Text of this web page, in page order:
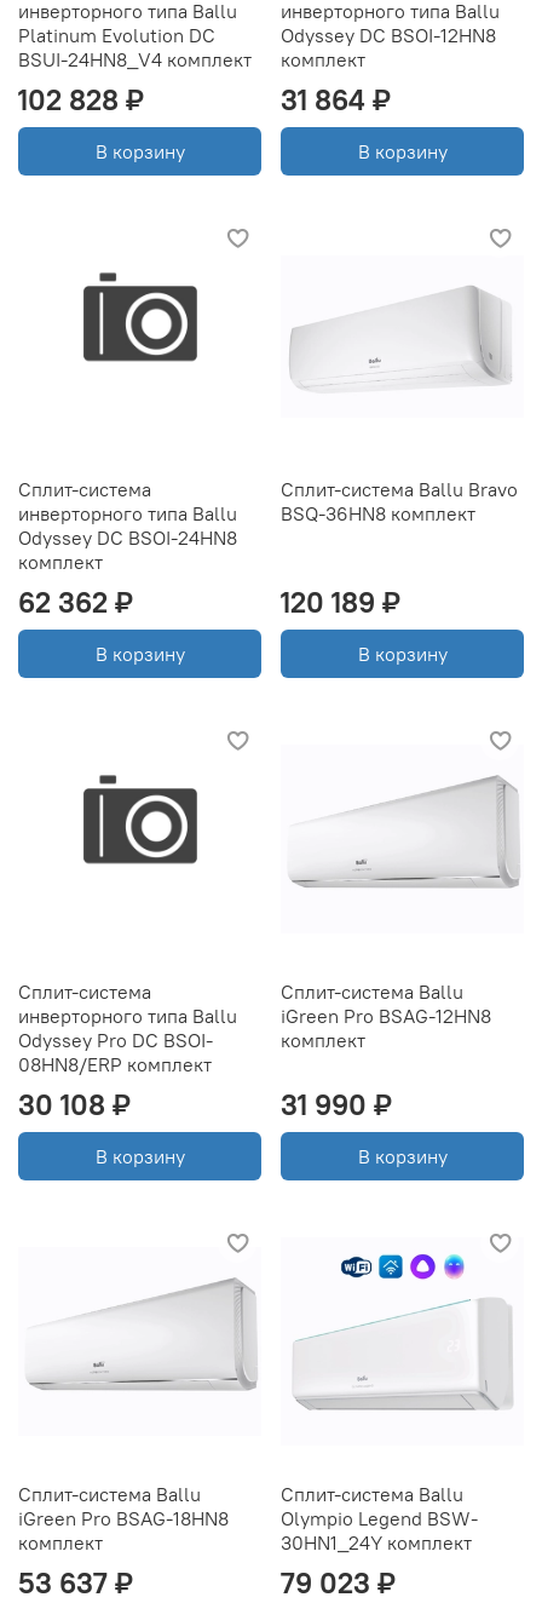
инверторного типа Ballu
Platinum Evolution DC
BSUI-24HN8_V4 комплект
102 828 ₽
В корзину
инверторного типа Ballu
Odyssey DC BSOI-12HN8
комплект
31 864 ₽
В корзину
Сплит-система
инверторного типа Ballu
Odyssey DC BSOI-24HN8
комплект
62 362 ₽
В корзину
Сплит-система Ballu Bravo
BSQ-36HN8 комплект
120 189 ₽
В корзину
Сплит-система
инверторного типа Ballu
Odyssey Pro DC BSOI-
08HN8/ERP комплект
30 108 ₽
В корзину
Сплит-система Ballu
iGreen Pro BSAG-12HN8
комплект
31 990 ₽
В корзину
Сплит-система Ballu
iGreen Pro BSAG-18HN8
комплект
53 637 ₽
Сплит-система Ballu
Olympio Legend BSW-
30HN1_24Y комплект
79 023 ₽